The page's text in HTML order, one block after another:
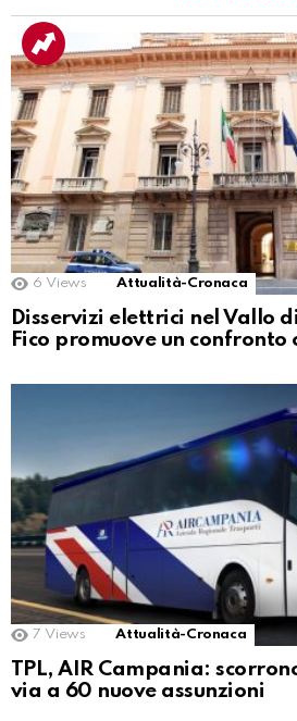
6 Views Attualità-Cronaca
Disservizi elettrici nel Vallo
Fico promuove un confronto
7 Views Attualità-Cronaca
TPL, AIR Campania:
via a 60 nuove assunzioni